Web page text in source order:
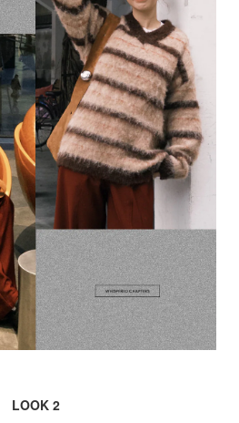
LOOK 2